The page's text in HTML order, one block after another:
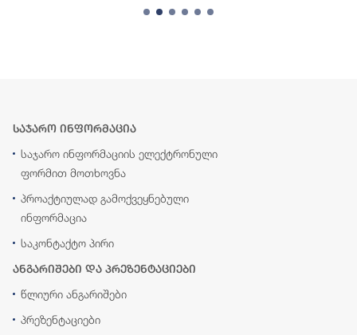
საჯარო ინფორმაცია
საჯარო ინფორმაციის ელექტრონული
ფორმით მოთხოვნა
პროაქტიულად გამოქვეყნებული
ინფორმაცია
საკონტაქტო პირი
ანგარიშები და პრეზენტაციები
წლიური ანგარიშები
პრეზენტაციები